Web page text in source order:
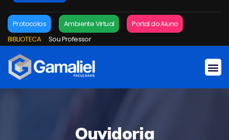
Protocolos Ambiente Virtual
Portal do Aluno
BIBLIOTECA
Sou Professor
Ouvidoria